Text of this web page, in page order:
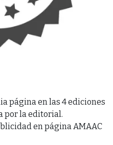
página en las 4 ediciones
por la editorial.
en página AMAAC